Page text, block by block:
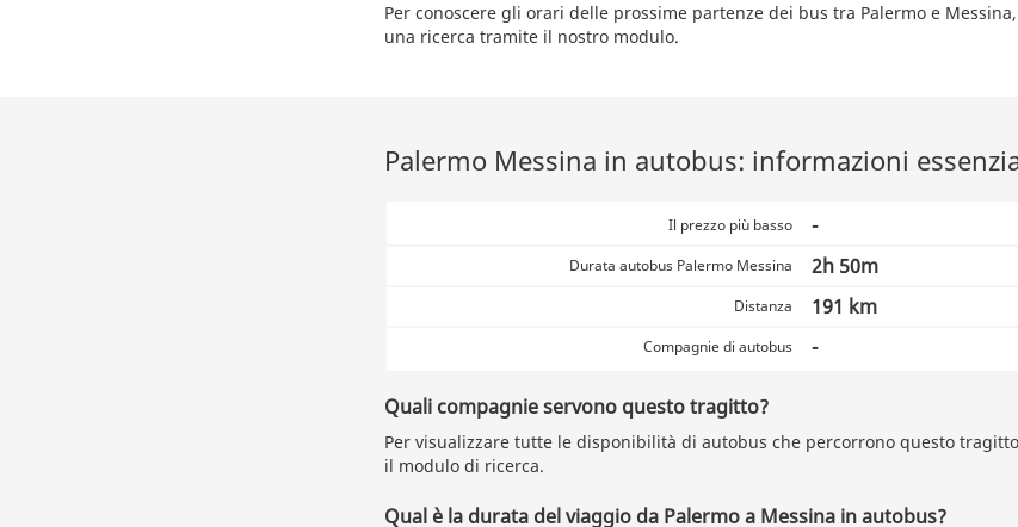
Per conoscere gli orari delle prossime partenze dei bus tra Palermo e
una ricerca tramite il nostro modulo.
Palermo Messina in autobus: informazioni
Il prezzo più basso -
Durata autobus Palermo Messina 2h 50m
Distanza 191 km
Compagnie di autobus -
Quali compagnie servono questo tragitto?
Per visualizzare tutte le disponibilità di autobus che percorrono questo
il modulo di ricerca.
Qual è la durata del viaggio da Palermo a Messina in autobus?